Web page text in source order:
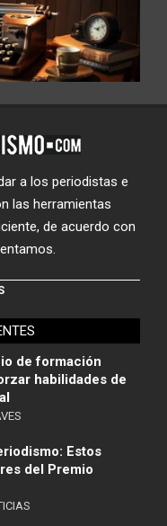
a los periodistas e
las herramientas
de acuerdo con
de formación
habilidades de
Estos
del Premio